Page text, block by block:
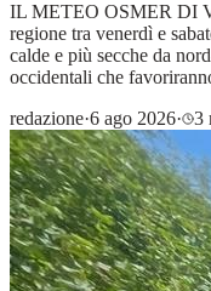
IL METEO OSMER DI
regione tra venerdì e
calde e più secche da
occidentali che
redazione·6 ago 2026· 3